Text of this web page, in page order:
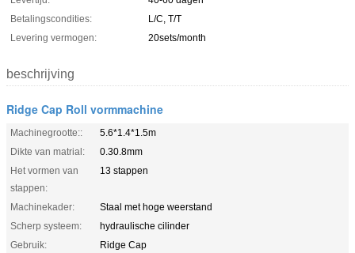
Betalingscondities:
L/C, T/T
Levering vermogen:
20sets/month
beschrijving
Ridge Cap Roll vormmachine
Machinegrootte::
5.6*1.4*1.5m
Dikte van matrial:
0.30.8mm
Het vormen van
stappen:
13 stappen
Machinekader:
Staal met hoge weerstand
Scherp systeem:
hydraulische cilinder
Gebruik:
Ridge Cap